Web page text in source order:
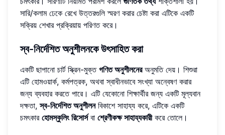
সারি/কলাম ঢেকে রেখে উত্তরগুলি স্মরণ করার চেষ্টা করা এটিকে একটি
সক্রিয় শেখার প্রক্রিয়ায় পরিণত করে।
স্ব-নির্দেশিত অনুশীলনকে উৎসাহিত করা
একটি ছাপানো চার্ট স্ক্রিন-মুক্ত গণিত অনুশীলনেরঅনুমতি দেয়। শিশুরা
এটি হোমওয়ার্ক, কর্মপত্রক, অথবা স্বাধীনভাবে সংখ্যা অন্বেষণ করার
জন্য ব্যবহার করতে পারে। এটি যেকোনো শিক্ষার্থীর জন্য একটি মূল্যবান
দক্ষতা,স্ব-নির্দেশিত অনুশীলনবিকাশে সাহায্য করে, এটিকে একটি
চমৎকার হোমস্কুলিং রিসোর্সবা শ্রেণীকক্ষ সাহায্যকারীকরে তোলে।